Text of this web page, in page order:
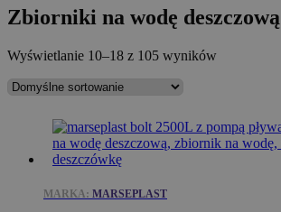
Zbiorniki na wodę deszczową
Wyświetlanie 10–18 z 105 wyników
MARKA: MARSEPLAST